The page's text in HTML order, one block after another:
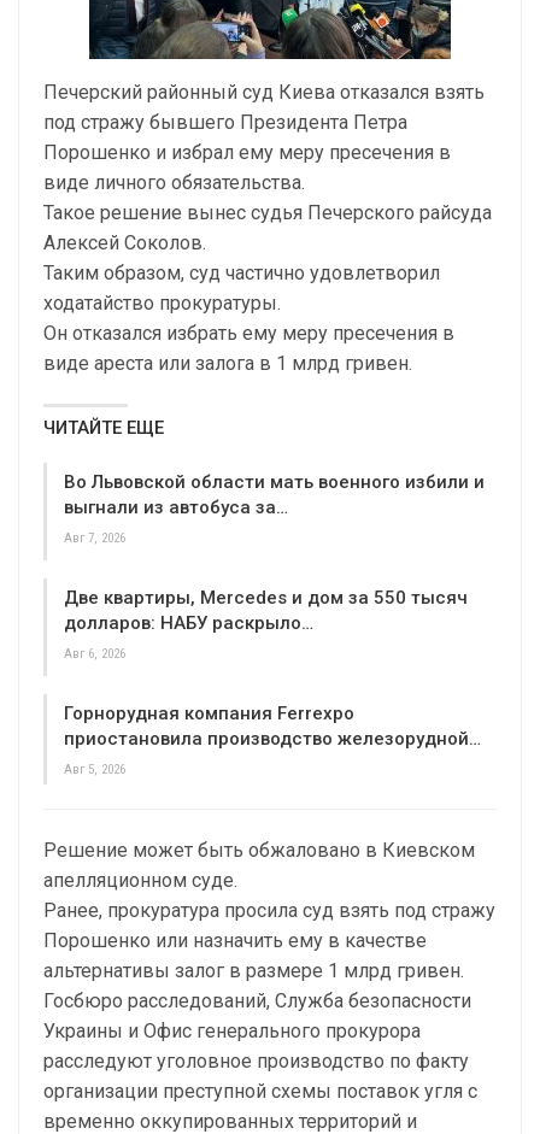
Печерский районный суд Киева отказался взять
под стражу бывшего Президента Петра
Порошенко и избрал ему меру пресечения в
виде личного обязательства.
Такое решение вынес судья Печерского райсуда
Алексей Соколов.
Таким образом, суд частично удовлетворил
ходатайство прокуратуры.
Он отказался избрать ему меру пресечения в
виде ареста или залога в 1 млрд гривен.
ЧИТАЙТЕ ЕЩЕ
Во Львовской области мать военного избили и
выгнали из автобуса за…
Авг 7, 2026
Две квартиры, Mercedes и дом за 550 тысяч
долларов: НАБУ раскрыло…
Авг 6, 2026
Горнорудная компания Ferrexpo
приостановила производство железорудной…
Авг 5, 2026
Решение может быть обжаловано в Киевском
апелляционном суде.
Ранее, прокуратура просила суд взять под стражу
Порошенко или назначить ему в качестве
альтернативы залог в размере 1 млрд гривен.
Госбюро расследований, Служба безопасности
Украины и Офис генерального прокурора
расследуют уголовное производство по факту
организации преступной схемы поставок угля с
временно оккупированных территорий и